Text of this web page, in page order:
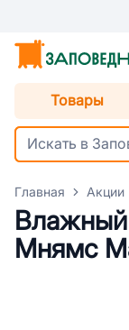
Товары
Главная Акции
Мнямс